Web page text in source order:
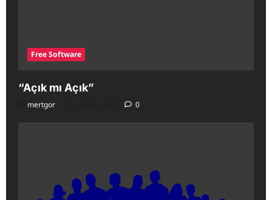
Free Software
“Açık mı Açık”
mertgor 0